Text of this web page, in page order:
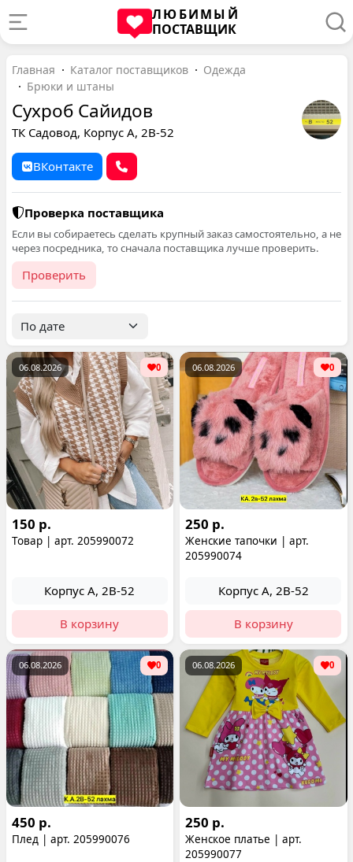
ЛЮБИМЫЙ
ПОСТАВЩИК
Главная Каталог поставщиков
Одежда
Брюки и штаны
Сухроб Сайидов
ТК Садовод, Корпус А, 2В-52
ВКонтакте
Проверка поставщика
Если вы собираетесь сделать крупный заказ самостоятельно, а не
через посредника, то сначала поставщика лучше проверить.
Проверить
06.08.2026 0
150 р.
Товар | арт. 205990072
Корпус А, 2В-52
В корзину
06.08.2026 0
250 р.
Женские тапочки | арт.
205990074
Корпус А, 2В-52
В корзину
06.08.2026 0
450 р.
Плед | арт. 205990076
06.08.2026 0
250 р.
Женское платье | арт.
205990077